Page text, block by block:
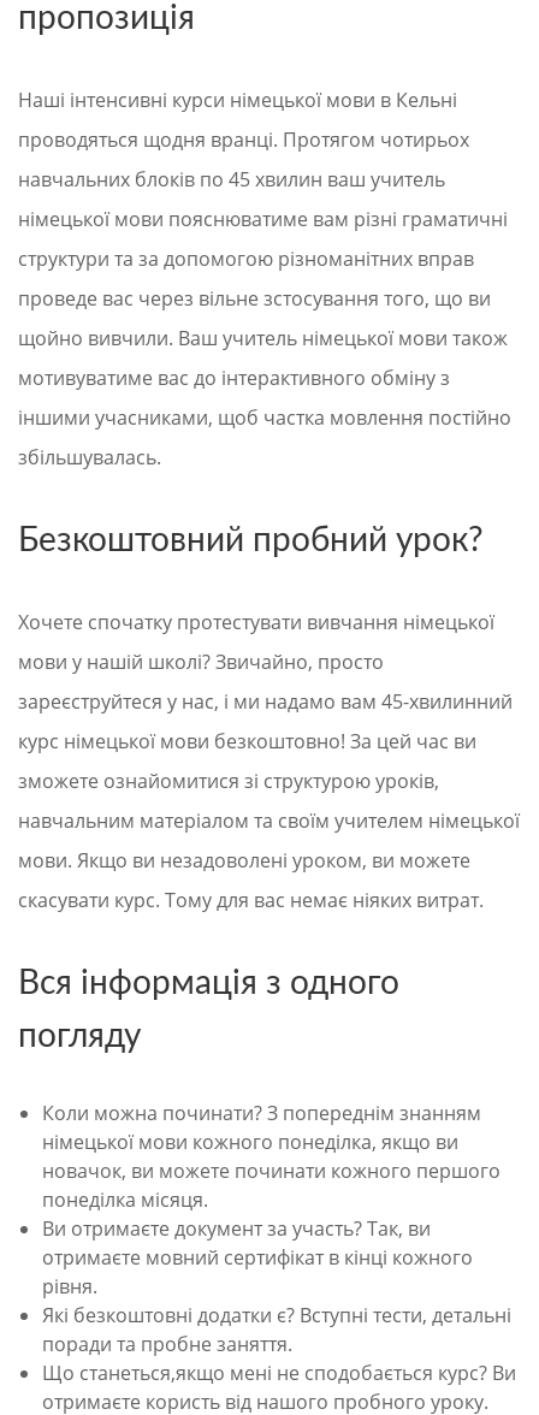
пропозиція
Наші інтенсивні курси німецької мови в Кельні
проводяться щодня вранці. Протягом чотирьох
навчальних блоків по 45 хвилин ваш учитель
німецької мови пояснюватиме вам різні граматичні
структури та за допомогою різноманітних вправ
проведе вас через вільне зстосування того, що ви
щойно вивчили. Ваш учитель німецької мови також
мотивуватиме вас до інтерактивного обміну з
іншими учасниками, щоб частка мовлення постійно
збільшувалась.
Безкоштовний пробний урок?
Хочете спочатку протестувати вивчання німецької
мови у нашій школі? Звичайно, просто
зареєструйтеся у нас, і ми надамо вам 45-хвилинний
курс німецької мови безкоштовно! За цей час ви
зможете ознайомитися зі структурою уроків,
навчальним матеріалом та своїм учителем німецької
мови. Якщо ви незадоволені уроком, ви можете
скасувати курс. Тому для вас немає ніяких витрат.
Вся інформація з одного
погляду
Коли можна починати? З попереднім знанням
німецької мови кожного понеділка, якщо ви
новачок, ви можете починати кожного першого
понеділка місяця.
Ви отримаєте документ за участь? Так, ви
отримаєте мовний сертифікат в кінці кожного
рівня.
Які безкоштовні додатки є? Вступні тести, детальні
поради та пробне заняття.
Що станеться,якщо мені не сподобається курс? Ви
отримаєте користь від нашого пробного уроку.